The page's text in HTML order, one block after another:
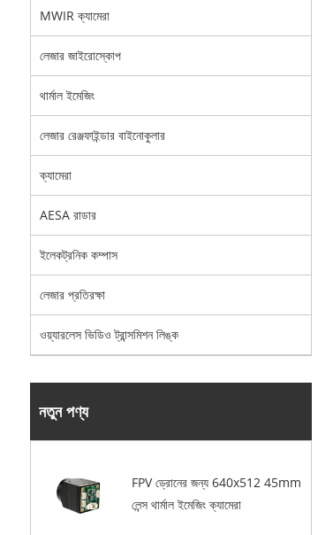
MWIR ক্যামেরা
লেজার জাইরোস্কোপ
থার্মাল ইমেজিং
লেজার রেঞ্জফাইন্ডার বাইনোকুলার
ক্যামেরা
AESA রাডার
ইলেকট্রনিক কম্পাস
লেজার প্রতিরক্ষা
ওয়্যারলেস ভিডিও ট্রান্সমিশন লিঙ্ক
নতুন পণ্য
FPV ড্রোনের জন্য 640x512 45mm
লেন্স থার্মাল ইমেজিং ক্যামেরা